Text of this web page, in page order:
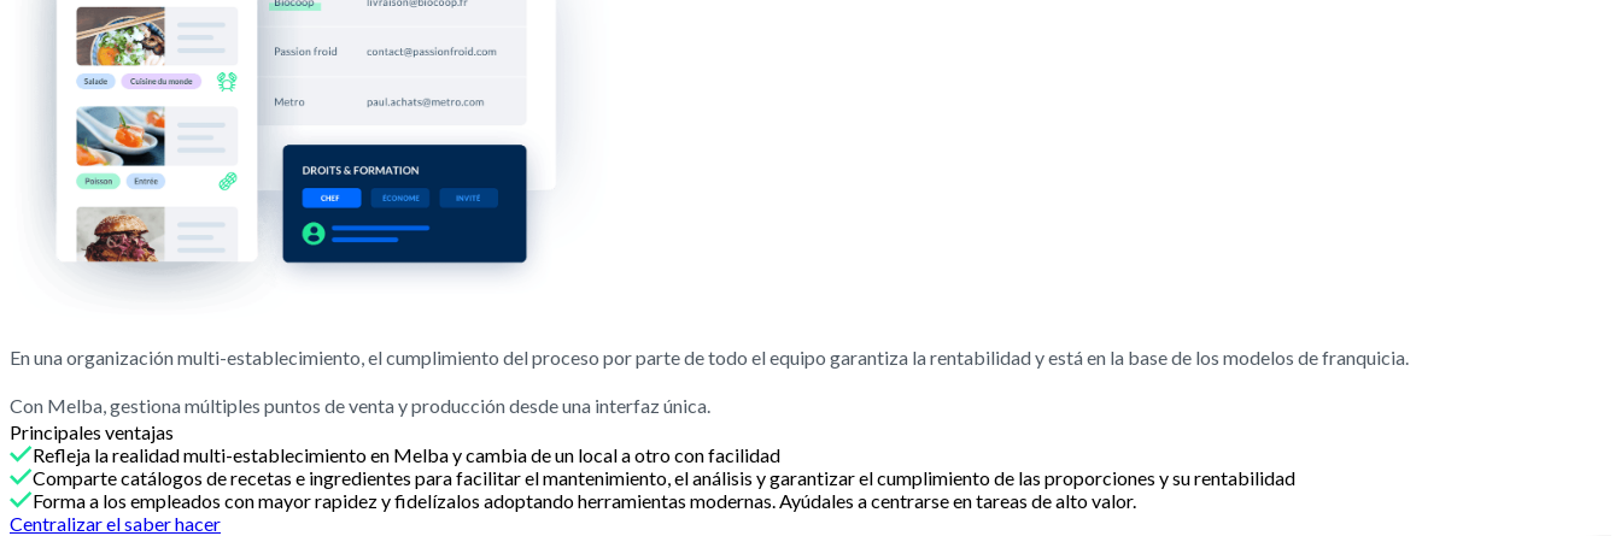
En una organización multi-establecimiento, el cumplimiento del proceso por parte de todo el equipo garantiza la rentabilidad y está en la base de los modelos de franquicia.
Con Melba, gestiona múltiples puntos de venta y producción desde una interfaz única.
Principales ventajas
Refleja la realidad multi-establecimiento en Melba y cambia de un local a otro con facilidad
Comparte catálogos de recetas e ingredientes para facilitar el mantenimiento, el análisis y garantizar el cumplimiento de las proporciones y su rentabilidad
Forma a los empleados con mayor rapidez y fidelízalos adoptando herramientas modernas. Ayúdales a centrarse en tareas de alto valor.
Centralizar el saber hacer